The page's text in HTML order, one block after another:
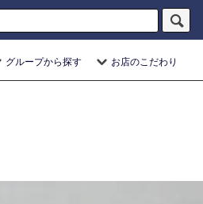
グループから探す お店のこだわり